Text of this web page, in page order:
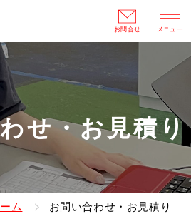
お問合せ メニュー
せ・お見積り
ム お問い合わせ・お見積り